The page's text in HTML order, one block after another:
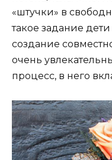
«штучки» в
такое задание
создание
очень
процесс, в него